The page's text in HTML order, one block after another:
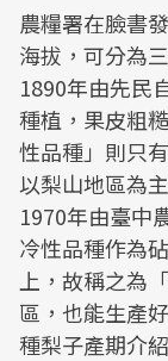
農糧署在臉書
海拔，可分為
1890年由先民
種植，果皮粗
性品種」則只
以梨山地區為
1970年由臺中
冷性品種作為
上，故稱之為
區，也能生產
種梨子產期介紹